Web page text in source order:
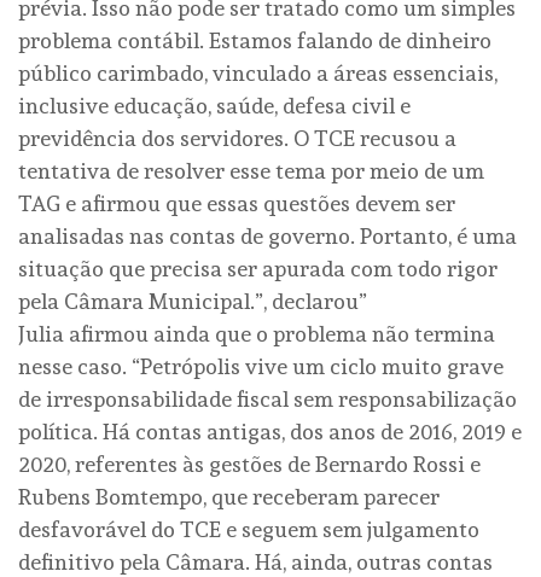
prévia. Isso não pode ser tratado como um simples
problema contábil. Estamos falando de dinheiro
público carimbado, vinculado a áreas essenciais,
inclusive educação, saúde, defesa civil e
previdência dos servidores. O TCE recusou a
tentativa de resolver esse tema por meio de um
TAG e afirmou que essas questões devem ser
analisadas nas contas de governo. Portanto, é uma
situação que precisa ser apurada com todo rigor
pela Câmara Municipal.”, declarou”
Julia afirmou ainda que o problema não termina
nesse caso. “Petrópolis vive um ciclo muito grave
de irresponsabilidade fiscal sem responsabilização
política. Há contas antigas, dos anos de 2016, 2019 e
2020, referentes às gestões de Bernardo Rossi e
Rubens Bomtempo, que receberam parecer
desfavorável do TCE e seguem sem julgamento
definitivo pela Câmara. Há, ainda, outras contas